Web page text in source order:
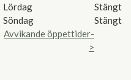
Lördag
Stängt
Söndag
Stängt
Avvikande öppettider-
>